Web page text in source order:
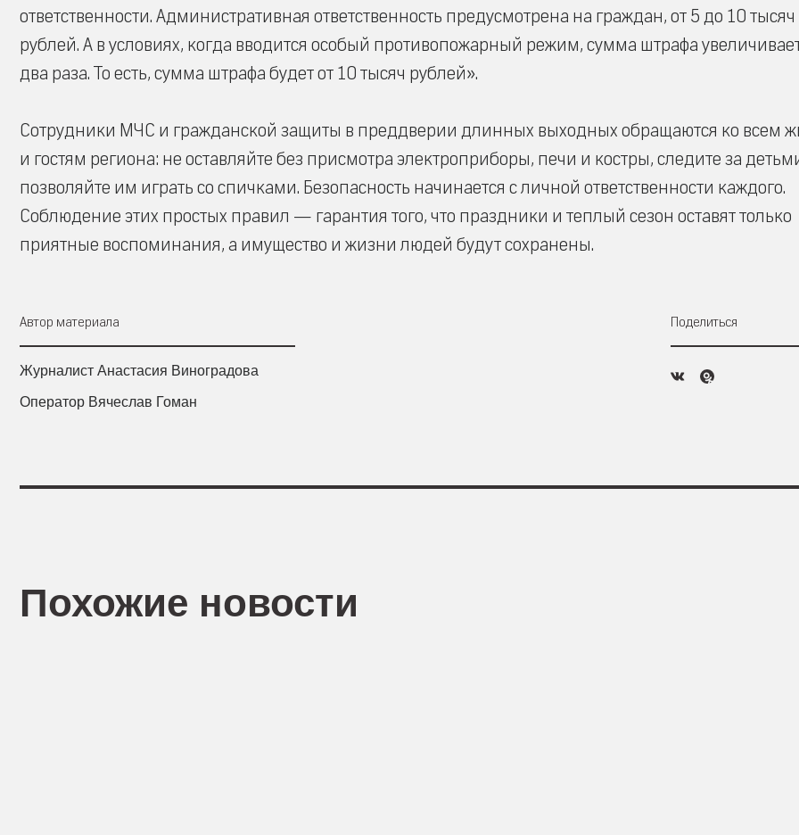
ответственности. Административная ответственность предусмотрена на граждан, от 5 до 10 тысяч
рублей. А в условиях, когда вводится особый противопожарный режим, сумма штрафа
два раза. То есть, сумма штрафа будет от 10 тысяч рублей».
Сотрудники МЧС и гражданской защиты в преддверии длинных выходных обращаются ко всем
и гостям региона: не оставляйте без присмотра электроприборы, печи и костры, следите за
позволяйте им играть со спичками. Безопасность начинается с личной ответственности каждого.
Соблюдение этих простых правил — гарантия того, что праздники и теплый сезон оставят только
приятные воспоминания, а имущество и жизни людей будут сохранены.
Автор материала
Журналист Анастасия Виноградова
Оператор Вячеслав Гоман
Поделиться
Похожие новости